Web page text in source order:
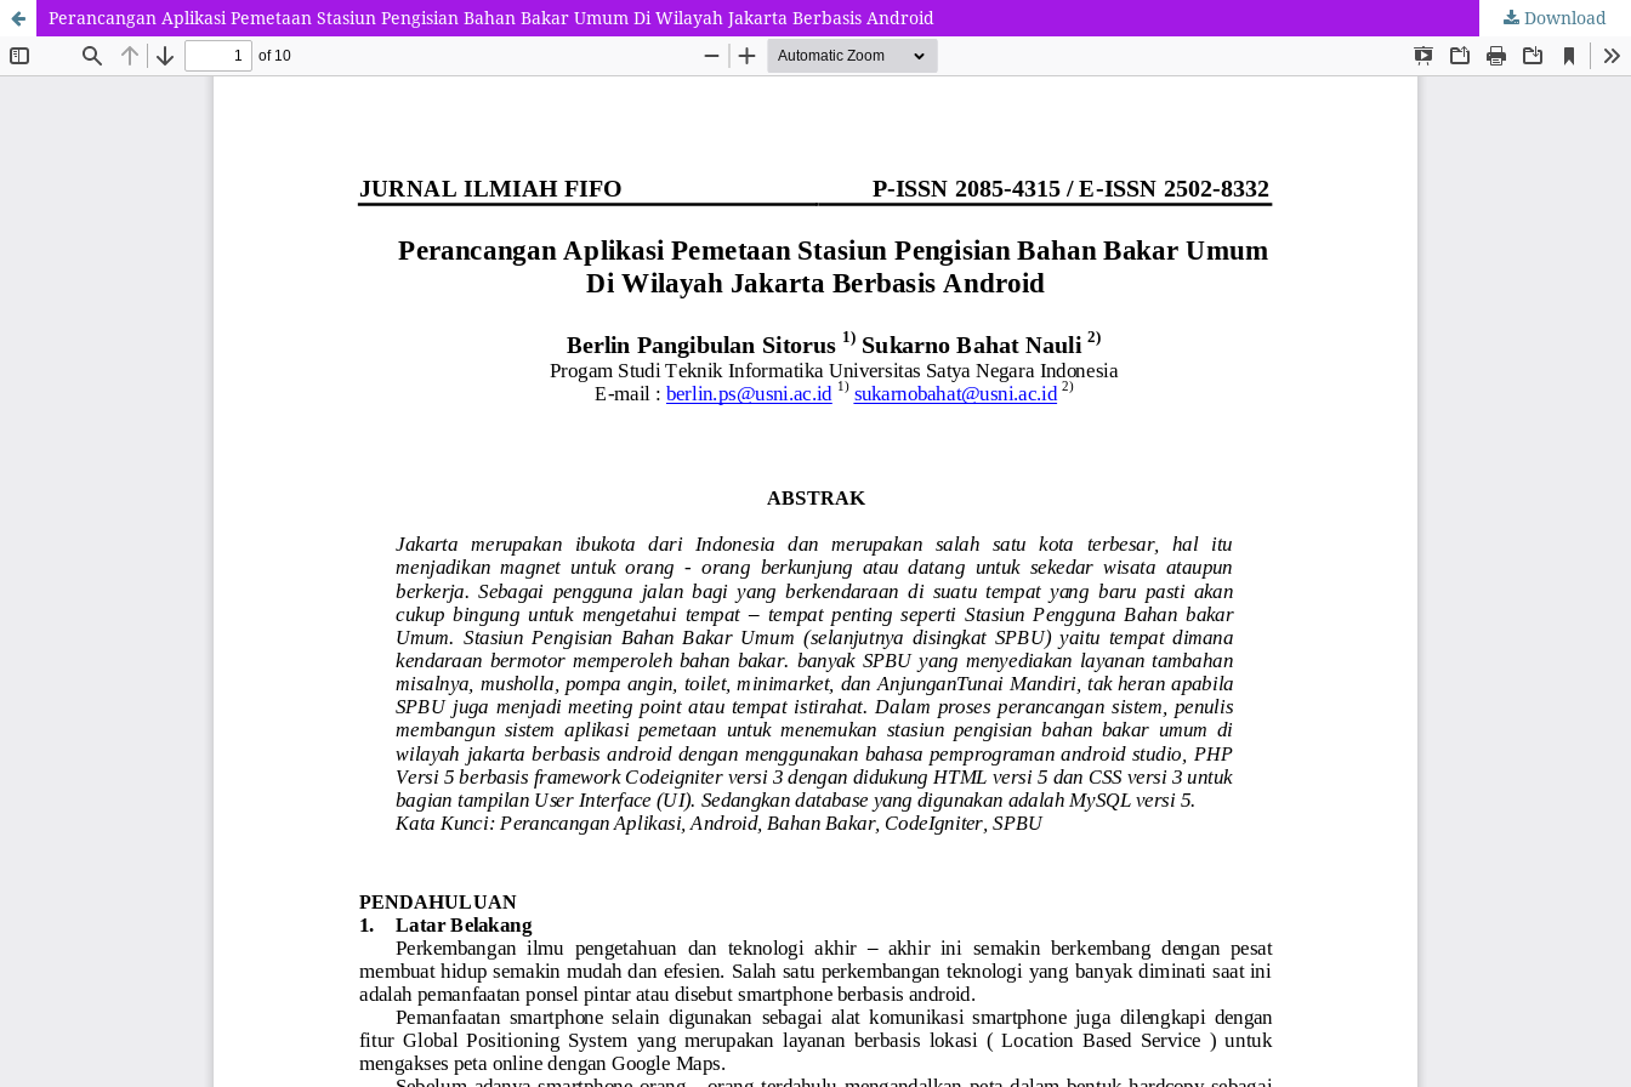
Perancangan Aplikasi Pemetaan Stasiun Pengisian Bahan Bakar Umum Di Wilayah Jakarta Berbasis Android Download